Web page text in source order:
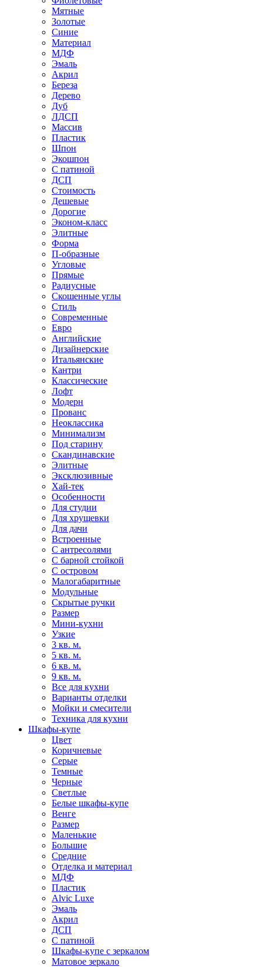
Мятные
Золотые
Синие
Материал
МДФ
Эмаль
Акрил
Береза
Дерево
Дуб
ЛДСП
Массив
Пластик
Шпон
Экошпон
С патиной
ДСП
Стоимость
Дешевые
Дорогие
Эконом-класс
Элитные
Форма
П-образные
Угловые
Прямые
Радиусные
Скошенные углы
Стиль
Современные
Евро
Английские
Дизайнерские
Итальянские
Кантри
Классические
Лофт
Модерн
Прованс
Неоклассика
Минимализм
Под старину
Скандинавские
Элитные
Эксклюзивные
Хай-тек
Особенности
Для студии
Для хрущевки
Для дачи
Встроенные
С антресолями
С барной стойкой
С островом
Малогабаритные
Модульные
Скрытые ручки
Размер
Мини-кухни
Узкие
3 кв. м.
5 кв. м.
6 кв. м.
9 кв. м.
Все для кухни
Варианты отделки
Мойки и смесители
Техника для кухни
Шкафы-купе
Цвет
Коричневые
Серые
Темные
Черные
Светлые
Белые шкафы-купе
Венге
Размер
Маленькие
Большие
Средние
Отделка и материал
МДФ
Пластик
Alvic Luxe
Эмаль
Акрил
ДСП
С патиной
Шкафы-купе с зеркалом
Матовое зеркало